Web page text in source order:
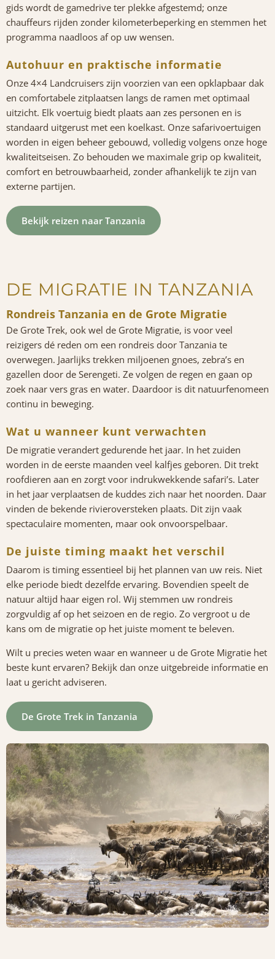
gids wordt de gamedrive ter plekke afgestemd; onze
chauffeurs rijden zonder kilometerbeperking en stemmen het
programma naadloos af op uw wensen.
Autohuur en praktische informatie
Onze 4×4 Landcruisers zijn voorzien van een opklapbaar dak
en comfortabele zitplaatsen langs de ramen met optimaal
uitzicht. Elk voertuig biedt plaats aan zes personen en is
standaard uitgerust met een koelkast. Onze safarivoertuigen
worden in eigen beheer gebouwd, volledig volgens onze hoge
kwaliteitseisen. Zo behouden we maximale grip op kwaliteit,
comfort en betrouwbaarheid, zonder afhankelijk te zijn van
externe partijen.
Bekijk reizen naar Tanzania
DE MIGRATIE IN TANZANIA
Rondreis Tanzania en de Grote Migratie
De Grote Trek, ook wel de Grote Migratie, is voor veel
reizigers dé reden om een rondreis door Tanzania te
overwegen. Jaarlijks trekken miljoenen gnoes, zebra’s en
gazellen door de Serengeti. Ze volgen de regen en gaan op
zoek naar vers gras en water. Daardoor is dit natuurfenomeen
continu in beweging.
Wat u wanneer kunt verwachten
De migratie verandert gedurende het jaar. In het zuiden
worden in de eerste maanden veel kalfjes geboren. Dit trekt
roofdieren aan en zorgt voor indrukwekkende safari’s. Later
in het jaar verplaatsen de kuddes zich naar het noorden. Daar
vinden de bekende rivieroversteken plaats. Dit zijn vaak
spectaculaire momenten, maar ook onvoorspelbaar.
De juiste timing maakt het verschil
Daarom is timing essentieel bij het plannen van uw reis. Niet
elke periode biedt dezelfde ervaring. Bovendien speelt de
natuur altijd haar eigen rol. Wij stemmen uw rondreis
zorgvuldig af op het seizoen en de regio. Zo vergroot u de
kans om de migratie op het juiste moment te beleven.
Wilt u precies weten waar en wanneer u de Grote Migratie het
beste kunt ervaren? Bekijk dan onze uitgebreide informatie en
laat u gericht adviseren.
De Grote Trek in Tanzania